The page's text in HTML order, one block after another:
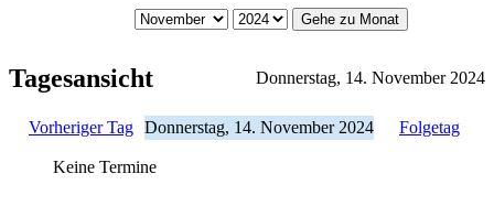
Gehe zu Monat
Tagesansicht Donnerstag, 14. November 2024
Vorheriger Tag Donnerstag, 14. November 2024 Folgetag
Keine Termine